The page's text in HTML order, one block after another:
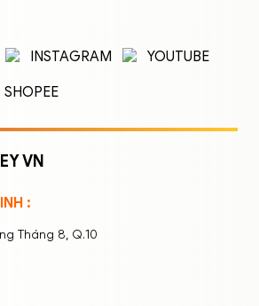
email và mật khẩu để
INSTAGRAM
YOUTUBE
SHOPEE
VN
:
Tháng 8, Q.10